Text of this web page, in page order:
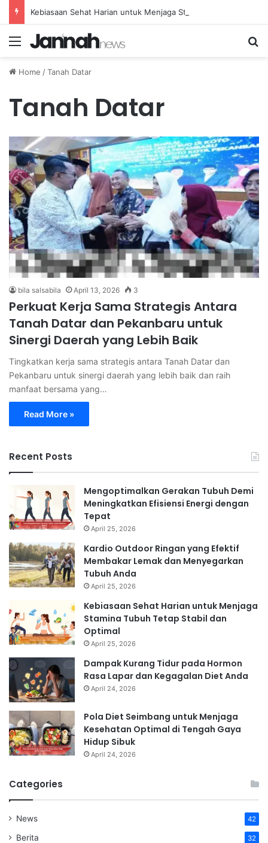
Menu
Home /Tanah Datar
Tanah Datar
bila salsabila April 13, 2026 3
Perkuat Kerja Sama Strategis Antara
Tanah Datar dan Pekanbaru untuk
Sinergi Daerah yang Lebih Baik
Tingkatkan kerja sama strategis antara Tanah Datar dan
Pekanbaru untuk sinergi daerah yang lebih baik dan raih
manfaat bersama yang…
Read More »
Recent Posts
Mengoptimalkan Gerakan Tubuh Demi
Meningkatkan Efisiensi Energi dengan
Tepat
April 25, 2026
Kardio Outdoor Ringan yang Efektif
Membakar Lemak dan Menyegarkan
Tubuh Anda
April 25, 2026
Kebiasaan Sehat Harian untuk Menjaga
Stamina Tubuh Tetap Stabil dan
Optimal
April 25, 2026
Dampak Kurang Tidur pada Hormon
Rasa Lapar dan Kegagalan Diet Anda
April 24, 2026
Pola Diet Seimbang untuk Menjaga
Kesehatan Optimal di Tengah Gaya
Hidup Sibuk
April 24, 2026
Categories
News 42
Berita 32